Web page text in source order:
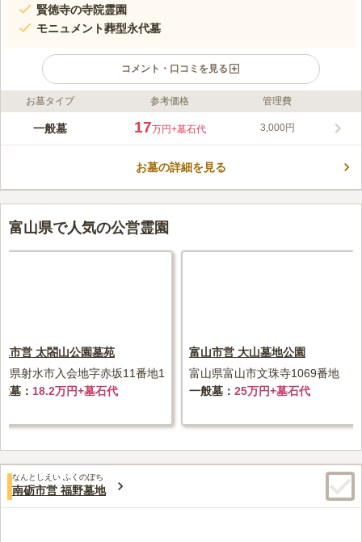
賢徳寺の寺院霊園
モニュメント葬型永代墓
コメント・口コミを見る
ライフドット編集部のコメント
賢徳寺が管理・運営を行っている「モニュメント葬型永代墓」で
みが可能なので、終活をお考えの方にピッタリです。 ご家族や
口コミ評価
この霊園はまだ誰からも評価されていません。
お墓タイプ 参考価格 管理費
一般墓 17万円+墓石代 3,000円
お墓の詳細を見る
富山県で人気の公営霊園
市営 太閤山公園墓苑
県射水市入会地字赤坂11番地1
墓
18.2万円+墓石代
富山市営 大山墓地公園
富山県富山市文珠寺1069番地
一般墓
25万円+墓石代
なんとしえい ふくのぼち
南砺市営 福野墓地